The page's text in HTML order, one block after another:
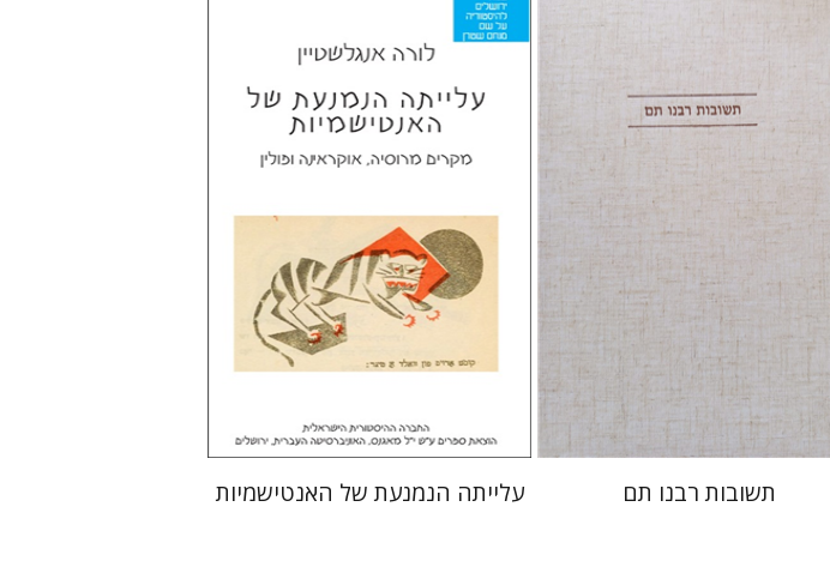
הנחת אתר ספר מודפס
$45
תשובות רבנו תם
מירי אליאב-פלדון
דורון מגן
הנחת אתר ספר מודפס
$32
עלייתה הנמנעת של האנטישמיות